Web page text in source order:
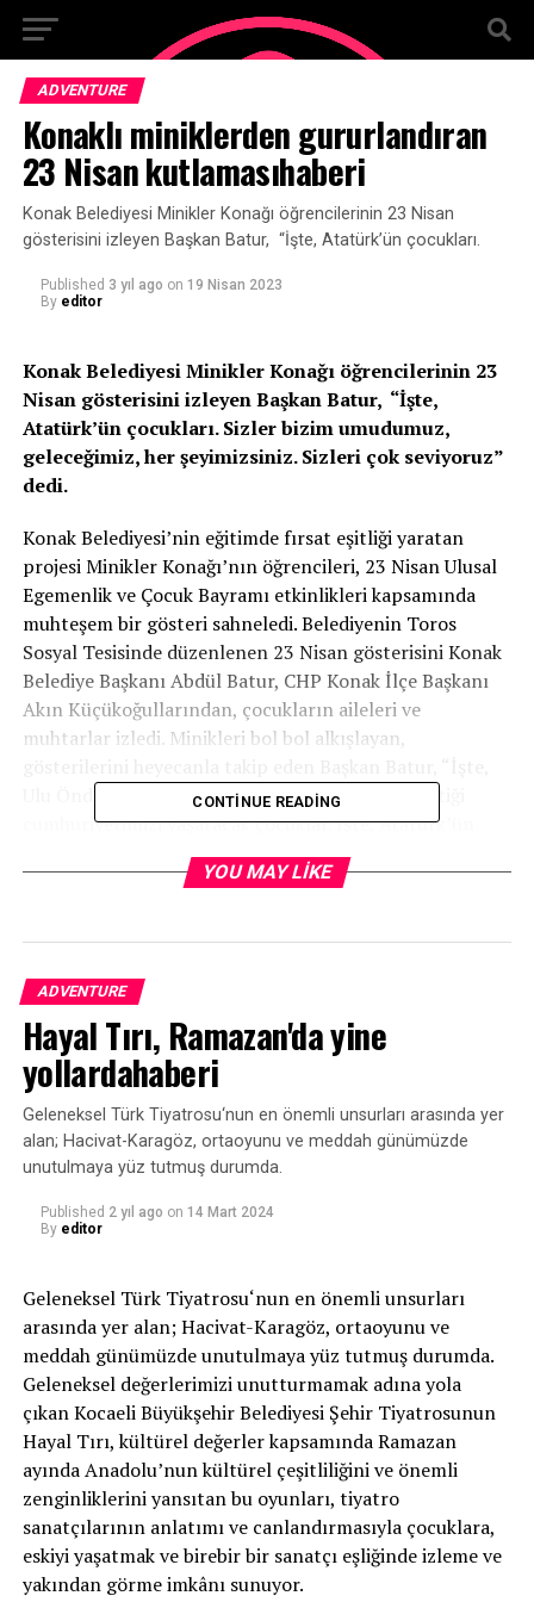
ADVENTURE
Konaklı miniklerden gururlandıran
23 Nisan kutlamasıhaberi
Konak Belediyesi Minikler Konağı öğrencilerinin 23 Nisan
gösterisini izleyen Başkan Batur, “İşte, Atatürk’ün çocukları.
Published 3 yıl ago on 19 Nisan 2023
By editor
Konak Belediyesi Minikler Konağı öğrencilerinin 23
Nisan gösterisini izleyen Başkan Batur, “İşte,
Atatürk’ün çocukları. Sizler bizim umudumuz,
geleceğimiz, her şeyimizsiniz. Sizleri çok seviyoruz”
dedi.
Konak Belediyesi’nin eğitimde fırsat eşitliği yaratan
projesi Minikler Konağı’nın öğrencileri, 23 Nisan Ulusal
Egemenlik ve Çocuk Bayramı etkinlikleri kapsamında
muhteşem bir gösteri sahneledi. Belediyenin Toros
Sosyal Tesisinde düzenlenen 23 Nisan gösterisini Konak
Belediye Başkanı Abdül Batur, CHP Konak İlçe Başkanı
Akın Küçükoğullarından, çocukların aileleri ve
muhtarlar izledi. Minikleri bol bol alkışlayan,
Ulu Önder Mustafa Kemal Atatürk’ün emanet ettiği
cumhuriyetimizi yaşatacak çocuklar. İşte, Atatürk’ün
çocukları. Sizler bizim umudumuz, geleceğimiz, her
şeyimizsiniz. Sizleri çok seviyoruz” dedi.
Kırmızı beyaz elbiseleri ve Atatürk baskılı tişörtleriyle
için haftalardır hazırlandıkları gösterilerini sergilediler.
Sevimli halleriyle gönülleri fetheden 3-6 yaş arasındaki
minikler, gösterilerine İstiklal Marşı’yla başladı.
İzleyenlerden büyük alkış alan çocuklar, okudukları 23
Nisan temalı şiirlerle de 23 Nisan Ulusal Egemenlik ve
hatırlattı. Çocuk şarkılarını dans koreografileriyle
birleştirerek sevimli görüntüler oluşturan minikler,
Atatürk’ün fotoğrafını göstererek ailelerini hem
gururlandırdı hem de duygu dolu anlar yaşattı.
Kaynak: (BYZHA) Beyaz Haber Ajansı
RELATED TOPICS:
UP NEXT
Aile Dizisi Yine Zirvedehaberi
DON'T MISS
CONTINUE READING
YOU MAY LIKE
ADVENTURE
Hayal Tırı, Ramazan'da yine
yollardahaberi
Geleneksel Türk Tiyatrosu‘nun en önemli unsurları arasında yer
alan; Hacivat-Karagöz, ortaoyunu ve meddah günümüzde
unutulmaya yüz tutmuş durumda.
Published 2 yıl ago on 14 Mart 2024
By editor
Geleneksel Türk Tiyatrosu‘nun en önemli unsurları
arasında yer alan; Hacivat-Karagöz, ortaoyunu ve
meddah günümüzde unutulmaya yüz tutmuş durumda.
Geleneksel değerlerimizi unutturmamak adına yola
çıkan Kocaeli Büyükşehir Belediyesi Şehir Tiyatrosunun
Hayal Tırı, kültürel değerler kapsamında Ramazan
ayında Anadolu’nun kültürel çeşitliliğini ve önemli
zenginliklerini yansıtan bu oyunları, tiyatro
sanatçılarının anlatımı ve canlandırmasıyla çocuklara,
eskiyi yaşatmak ve birebir bir sanatçı eşliğinde izleme ve
yakından görme imkânı sunuyor.